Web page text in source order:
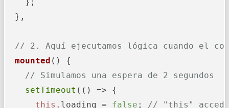
  },
// 2. Aquí ejecutamos lógica cuando el
mounted ( ) {
// Simulamos una espera de 2 segundos
setTimeout ( () => {
this . loading = false ; // "this"